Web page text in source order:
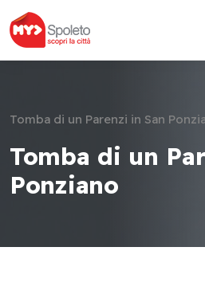
Tomba di un Parenzi in San
Tomba di un
Ponziano